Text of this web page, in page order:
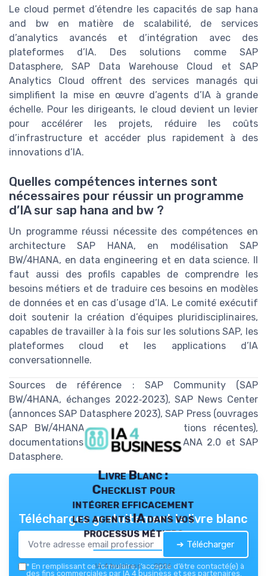
Le cloud permet d’étendre les capacités de sap hana
and bw en matière de scalabilité, de services
d’analytics avancés et d’intégration avec des
plateformes d’IA. Des solutions comme SAP
Datasphere, SAP Data Warehouse Cloud et SAP
Analytics Cloud offrent des services managés qui
simplifient la mise en œuvre d’agents d’IA à grande
échelle. Pour les dirigeants, le cloud devient un levier
pour accélérer les projets, réduire les coûts
d’infrastructure et accéder plus rapidement à des
innovations d’IA.
Quelles compétences internes sont
nécessaires pour réussir un programme
d’IA sur sap hana and bw ?
Un programme réussi nécessite des compétences en
architecture SAP HANA, en modélisation SAP
BW/4HANA, en data engineering et en data science. Il
faut aussi des profils capables de comprendre les
besoins métiers et de traduire ces besoins en modèles
de données et en cas d’usage d’IA. Le comité exécutif
doit soutenir la création d’équipes pluridisciplinaires,
capables de travailler à la fois sur les solutions SAP, les
plateformes cloud et les applications d’IA
conversationnelle.
Sources de référence : SAP Community (SAP
BW/4HANA, échanges 2022‑2023), SAP News Center
(annonces SAP Datasphere 2023), SAP Press (ouvrages
SAP BW/4HANA et SAP HANA, éditions récentes),
documentations produits SAP BW/4HANA 2.0 et SAP
Datasphere.
Livre Blanc :
Checklist pour
intégrer efficacement
les agents IA dans vos
processus métiers
IA 4 business — 2026
Téléchargez gratuitement le livre blanc
➔ Télécharger
* En remplissant ce formulaire, j’accepte d’être contacté(e) à
des fins commerciales par IA 4 business et ses partenaires.